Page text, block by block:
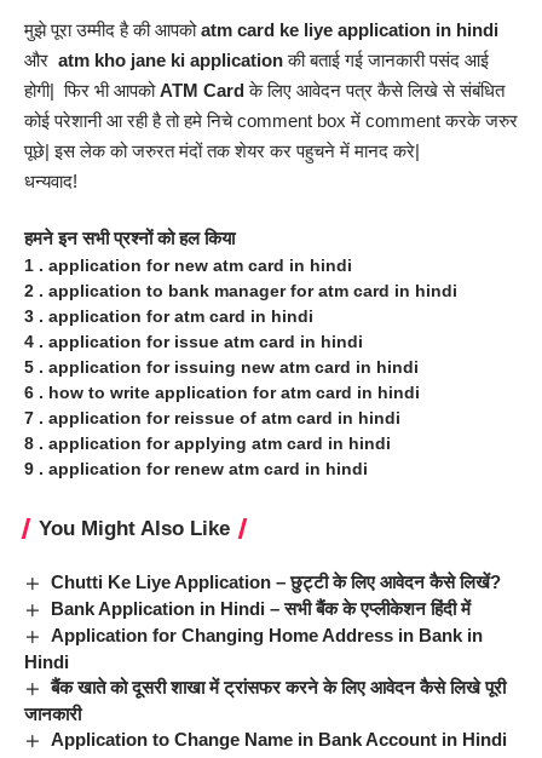
मुझे पूरा उम्मीद है की आपकोatm card ke liye application in hindi
और atm kho jane ki applicationकी बताई गई जानकारी पसंद आई
होगी| फिर भी आपकोATM Cardके लिए आवेदन पत्र कैसे लिखे से संबंधित
कोई परेशानी आ रही है तो हमे निचे comment box में comment करके जरुर
पूछे| इस लेक को जरुरत मंदों तक शेयर कर पहुचने में मानद करे|
धन्यवाद!
हमने इन सभी प्रश्नों को हल किया
1 . application for new atm card in hindi
2 . application to bank manager for atm card in hindi
3 . application for atm card in hindi
4 . application for issue atm card in hindi
5 . application for issuing new atm card in hindi
6 . how to write application for atm card in hindi
7 . application for reissue of atm card in hindi
8 . application for applying atm card in hindi
9 . application for renew atm card in hindi
You Might Also Like
Chutti Ke Liye Application – छुट्टी के लिए आवेदन कैसे लिखें?
Bank Application in Hindi – सभी बैंक के एप्लीकेशन हिंदी में
Application for Changing Home Address in Bank in
Hindi
बैंक खाते को दूसरी शाखा में ट्रांसफर करने के लिए आवेदन कैसे लिखे पूरी
जानकारी
Application to Change Name in Bank Account in Hindi